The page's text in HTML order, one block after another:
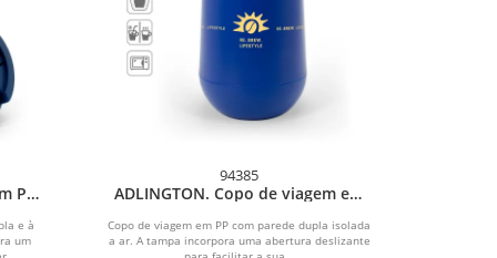
PP
e à
um
94385
ADLINGTON. Copo de viagem em
Copo de viagem em PP com parede dupla isolada
a ar. A tampa incorpora uma abertura deslizante